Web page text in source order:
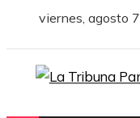
viernes, agosto 7